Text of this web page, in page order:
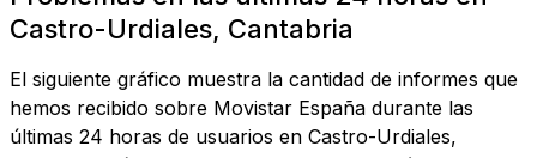
Castro-Urdiales, Cantabria
El siguiente gráfico muestra la cantidad de informes que
hemos recibido sobre Movistar España durante las
últimas 24 horas de usuarios en Castro-Urdiales,